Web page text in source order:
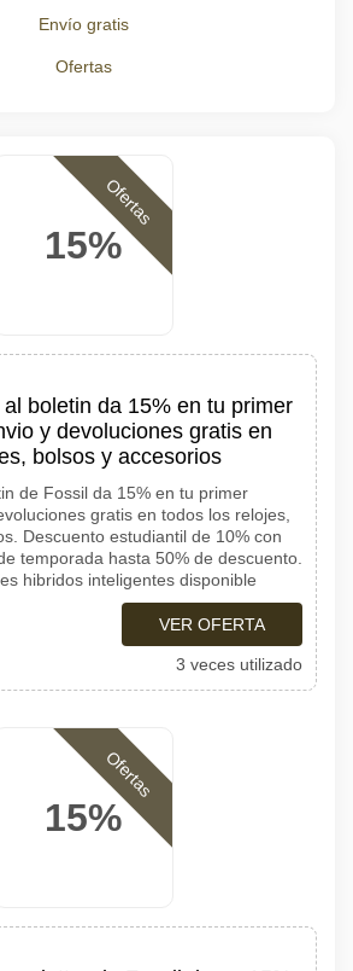
Envío gratis
Ofertas
15%
Ofertas
boletin da 15% en tu primer
y devoluciones gratis en
bolsos y accesorios
de Fossil da 15% en tu primer
gratis en todos los relojes,
Descuento estudiantil de 10% con
temporada hasta 50% de descuento.
hibridos inteligentes disponible
VER OFERTA
3 veces utilizado
15%
Ofertas